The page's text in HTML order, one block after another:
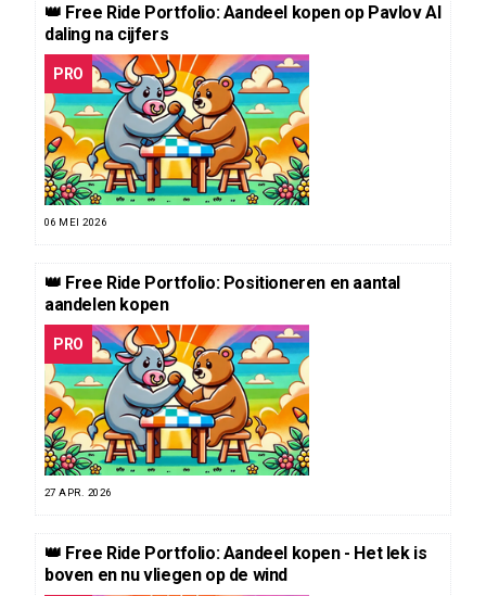
👑 Free Ride Portfolio: Aandeel kopen op Pavlov AI
daling na cijfers
PRO
06 MEI 2026
👑 Free Ride Portfolio: Positioneren en aantal
aandelen kopen
PRO
27 APR. 2026
👑 Free Ride Portfolio: Aandeel kopen - Het lek is
boven en nu vliegen op de wind